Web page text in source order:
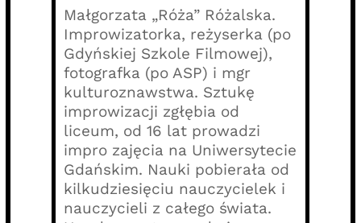
Małgorzata „Róża” Różalska.
Improwizatorka, reżyserka (po
Gdyńskiej Szkole Filmowej),
fotografka (po ASP) i mgr
kulturoznawstwa. Sztukę
improwizacji zgłębia od
liceum, od 16 lat prowadzi
impro zajęcia na Uniwersytecie
Gdańskim. Nauki pobierała od
kilkudziesięciu nauczycielek i
nauczycieli z całego świata.